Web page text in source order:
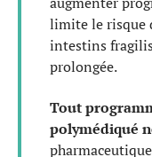
limite le risque
intestins
prolongée.
Tout
polymédiqué